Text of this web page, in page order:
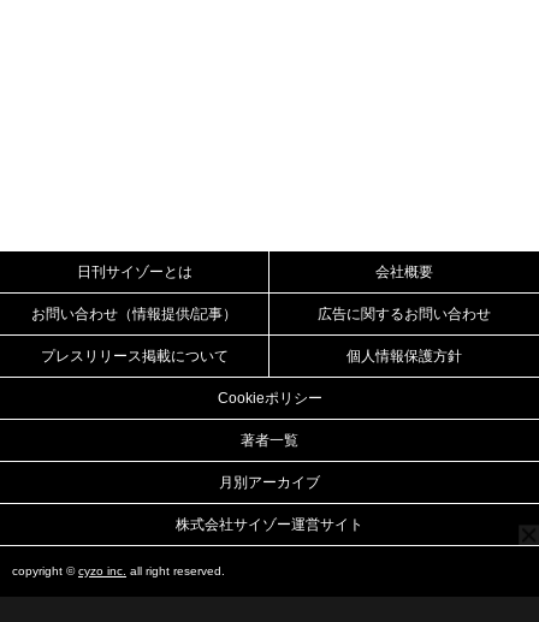
日刊サイゾーとは 会社概要
お問い合わせ（情報提供/記事） 広告に関するお問い合わせ
プレスリリース掲載について 個人情報保護方針
Cookieポリシー
著者一覧
月別アーカイブ
株式会社サイゾー運営サイト
copyright ©cyzo inc. all right reserved.